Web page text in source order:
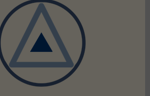
Nödvändiga
Dessa kakor